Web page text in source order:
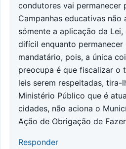
condutores vai permanecer
Campanhas educativas não
sómente a aplicação da Lei,
difícil enquanto permanecer
mandatário, pois, a única
preocupa é que fiscalizar o
leis serem respeitadas, tira-
Ministério Público que é
cidades, não aciona o
Ação de Obrigação de
Responder